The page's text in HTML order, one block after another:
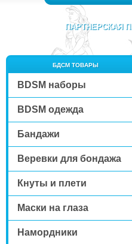
ПАРТНЕРСКАЯ
БДСМ ТОВАРЫ
BDSM наборы
BDSM одежда
Бандажи
Веревки для бондажа
Кнуты и плети
Маски на глаза
Намордники